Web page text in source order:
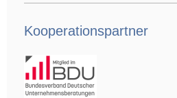
Kooperationspartner